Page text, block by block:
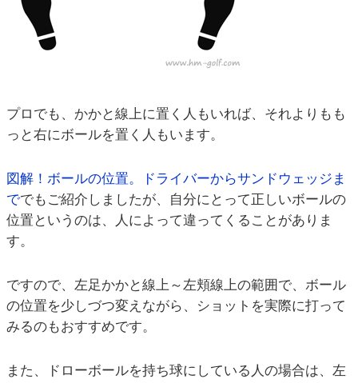
プロでも、かかと線上に置く人もいれば、それよりもも
っと右にボールを置く人もいます。
図解！ボールの位置。ドライバーからサンドウェッジま
ででもご紹介しましたが、自分にとって正しいボールの
位置というのは、人によって違ってくることがありま
す。
ですので、左足かかと線上～左頬線上の範囲で、ボール
の位置を少しづつ変えながら、ショットを実際に打って
みるのもおすすめです。
また、ドローボールを持ち球にしている人の場合は、左